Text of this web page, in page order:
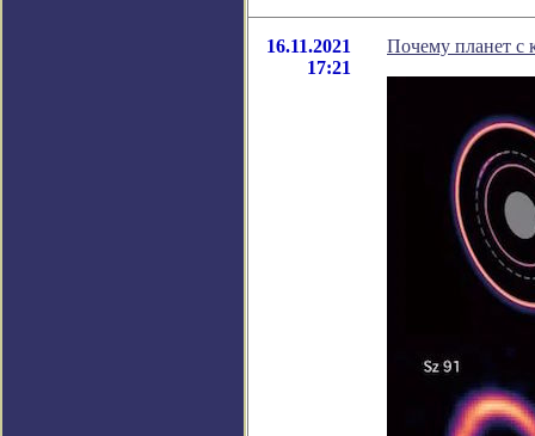
16.11.2021
17:21
Почему планет с